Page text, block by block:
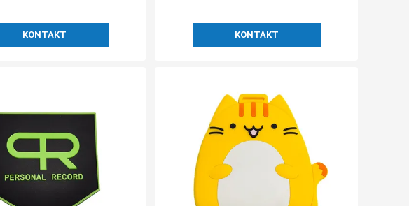
KONTAKT KONTAKT